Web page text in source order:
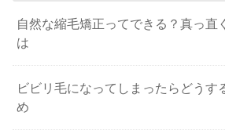
自然な縮毛矯正ってできる？真っ直
は
ビビリ毛になってしまったらどうす
め